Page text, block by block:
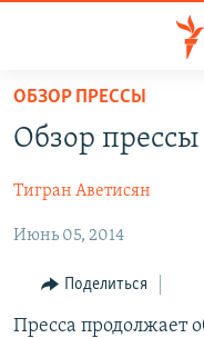
Перейти
основному
Перейти
навигации
ГЛАВНАЯ
НОВОСТИ
ПОЛИТИКА
ОБЩЕСТВО
ЭКОНОМИКА
РЕГИОН
ОБЗОР ПРЕССЫ
Обзор
Тигран Аветисян
Июнь 05, 2014
Поделиться
Пресса продолжает